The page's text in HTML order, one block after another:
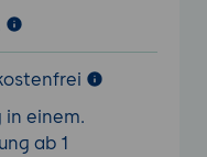
in einem.
ab 1